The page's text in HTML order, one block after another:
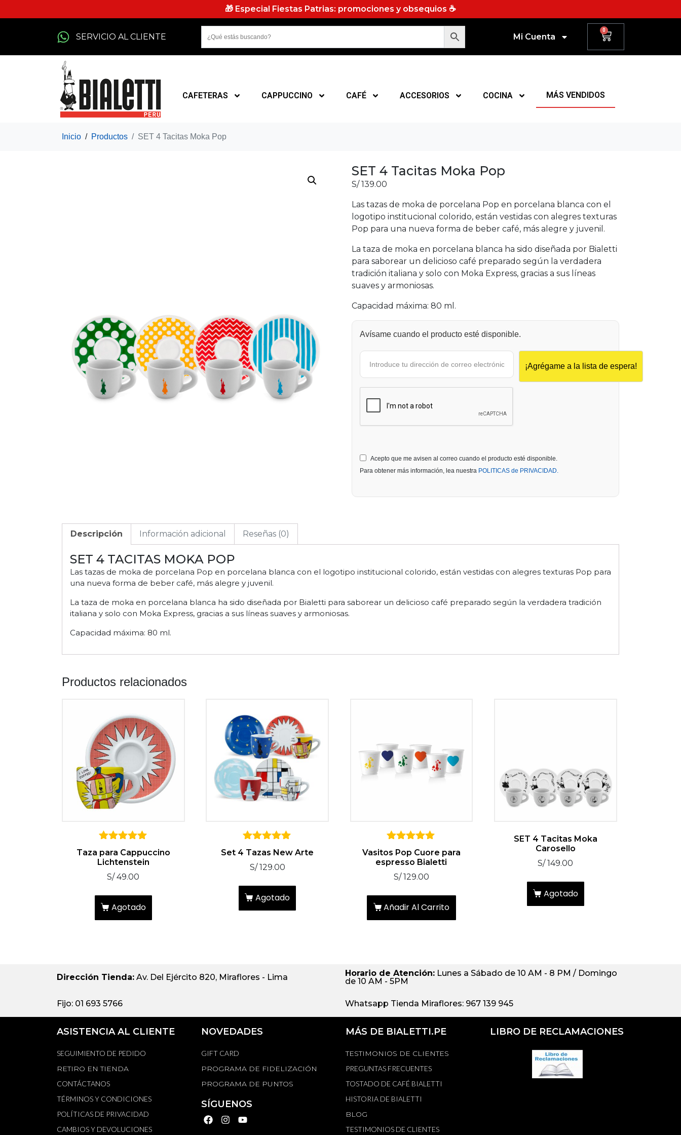
🎁 Especial Fiestas Patrias: promociones y obsequios ☕
SERVICIO AL CLIENTE Mi Cuenta
0
CAFETERAS CAPPUCCINO CAFÉ ACCESORIOS COCINA MÁS VENDIDOS
Inicio Productos SET 4 Tacitas Moka Pop
SET 4 Tacitas Moka Pop
S/139.00
Las tazas de moka de porcelana Pop en porcelana blanca con el
logotipo institucional colorido, están vestidas con alegres texturas
Pop para una nueva forma de beber café, más alegre y juvenil.
La taza de moka en porcelana blanca ha sido diseñada por Bialetti
para saborear un delicioso café preparado según la verdadera
tradición italiana y solo con Moka Express, gracias a sus líneas
suaves y armoniosas.
Capacidad máxima: 80 ml.
Avísame cuando el producto esté disponible.
Acepto que me avisen al correo cuando el producto esté disponible.
Para obtener más información, lea nuestra POLITICAS de PRIVACIDAD.
Descripción Información adicional Reseñas (0)
SET 4 TACITAS MOKA POP
Las tazas de moka de porcelana Pop en porcelana blanca con el logotipo institucional colorido, están vestidas con alegres texturas Pop para
una nueva forma de beber café, más alegre y juvenil.
La taza de moka en porcelana blanca ha sido diseñada por Bialetti para saborear un delicioso café preparado según la verdadera tradición
italiana y solo con Moka Express, gracias a sus líneas suaves y armoniosas.
Capacidad máxima: 80 ml.
Productos relacionados
5
sobre 5
Taza para Cappuccino
Lichtenstein
S/49.00
Agotado
sobre 5
Set 4 Tazas New Arte
S/129.00
Agotado
sobre 5
Vasitos Pop Cuore para
espresso Bialetti
S/129.00
Añadir Al Carrito
SET 4 Tacitas Moka
Carosello
S/149.00
Agotado
Dirección Tienda: Av. Del Ejército 820, Miraflores - Lima Horario de Atención:Lunes a Sábado de 10 AM - 8 PM / Domingo
de 10 AM - 5PM
Fijo: 01 693 5766 Whatsapp Tienda Miraflores: 967 139 945
ASISTENCIA AL CLIENTE
SEGUIMIENTO DE PEDIDO
RETIRO EN TIENDA
CONTÁCTANOS
TÉRMINOS Y CONDICIONES
POLÍTICAS DE PRIVACIDAD
CAMBIOS Y DEVOLUCIONES
NOVEDADES
GIFT CARD
PROGRAMA DE FIDELIZACIÓN
PROGRAMA DE PUNTOS
SÍGUENOS
MÁS DE BIALETTI.PE
TESTIMONIOS DE CLIENTES
PREGUNTAS FRECUENTES
TOSTADO DE CAFÉ BIALETTI
HISTORIA DE BIALETTI
BLOG
TESTIMONIOS DE CLIENTES
LIBRO DE RECLAMACIONES